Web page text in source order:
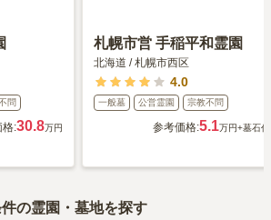
ないので、事前に用意が必要です。食べ
農園が広がっています。
2020年6月回答
問
格:30.8万円
札幌市営 手稲平和霊園
北海道 /札幌市西区
4.0
一般墓 公営霊園 宗教不問
参考価格:5.1万円+墓石代
の霊園・墓地を探す